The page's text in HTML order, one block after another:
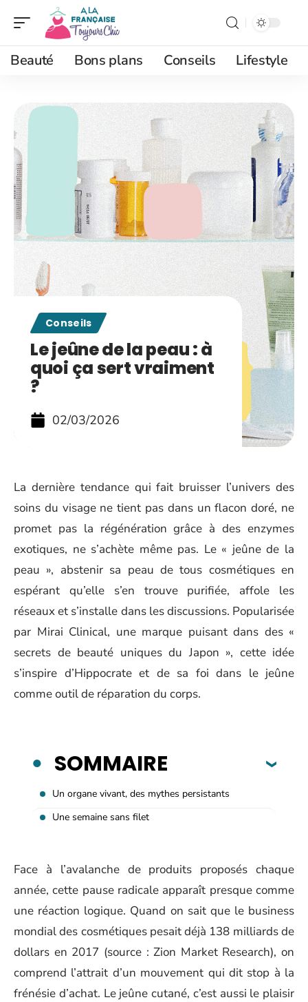
Beauté Bons plans Conseils Lifestyle
Conseils
Le jeûne de la peau : à
quoi ça sert vraiment
?
02/03/2026
La dernière tendance qui fait bruisser l’univers des
soins du visage ne tient pas dans un flacon doré, ne
promet pas la régénération grâce à des enzymes
exotiques, ne s’achète même pas. Le « jeûne de la
peau », abstenir sa peau de tous cosmétiques en
espérant qu’elle s’en trouve purifiée, affole les
réseaux et s’installe dans les discussions. Popularisée
par Mirai Clinical, une marque puisant dans des «
secrets de beauté uniques du Japon », cette idée
s’inspire d’Hippocrate et de sa foi dans le jeûne
comme outil de réparation du corps.
SOMMAIRE
Un organe vivant, des mythes persistants
Une semaine sans filet
Face à l’avalanche de produits proposés chaque
année, cette pause radicale apparaît presque comme
une réaction logique. Quand on sait que le business
mondial des cosmétiques pesait déjà 138 milliards de
dollars en 2017 (source : Zion Market Research), on
comprend l’attrait d’un mouvement qui dit stop à la
frénésie d’achat. Le jeûne cutané, c’est aussi le plaisir